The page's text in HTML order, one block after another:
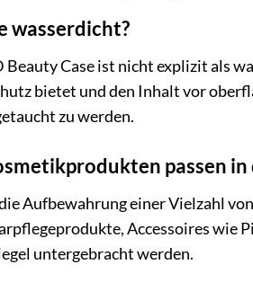
wasserdicht?
Beauty Case ist nicht explizit als
bietet und den Inhalt vor
zu werden.
passen in
Aufbewahrung einer Vielzahl
Accessoires
untergebracht werden.